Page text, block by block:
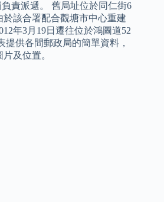
責派遞。 舊局址位於同仁街6
該合署配合觀塘市中心重建
年3月19日遷往位於鴻圖道52
提供各間郵政局的簡單資料，
及位置。